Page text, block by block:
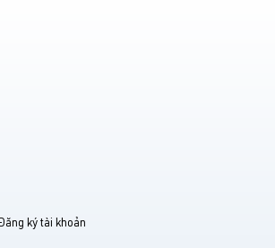
ký tài khoản